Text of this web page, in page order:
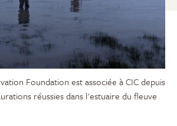
Foundation est associée à CIC depuis
réussies dans l'estuaire du fleuve